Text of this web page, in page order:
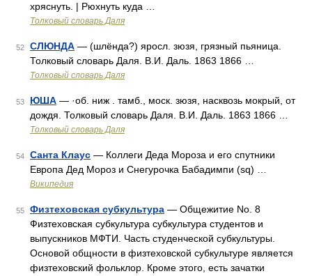
хряснуть. | Рюхнуть куда …
Толковый словарь Даля
52 СЛЮНДА — (шлёнда?) яросл. зюзя, грязный пьяница.
Толковый словарь Даля. В.И. Даль. 1863 1866 …
Толковый словарь Даля
53 ЮША — ·об. ниж . тамб., моск. зюзя, насквозь мокрый, от
дождя. Толковый словарь Даля. В.И. Даль. 1863 1866 …
Толковый словарь Даля
54 Санта Клаус — Коллеги Деда Мороза и его спутники
Европа Дед Мороз и Снегурочка Бабадимпи (sq) …
Википедия
55 Физтеховская субкультура — Общежитие No. 8
Физтеховская субкультура субкультура студентов и
выпускников МФТИ. Часть студенческой субкультуры.
Основой общности в физтеховской субкультуре является
физтеховский фольклор. Кроме этого, есть зачатки